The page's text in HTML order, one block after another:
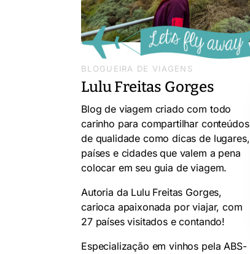
BLOGUEIRA DE VIAGENS
Lulu Freitas Gorges
Blog de viagem criado com todo
carinho para compartilhar conteúdos
de qualidade como dicas de lugares,
países e cidades que valem a pena
colocar em seu guia de viagem.
Autoria da Lulu Freitas Gorges,
carioca apaixonada por viajar, com
27 países visitados e contando!
Especialização em vinhos pela ABS-